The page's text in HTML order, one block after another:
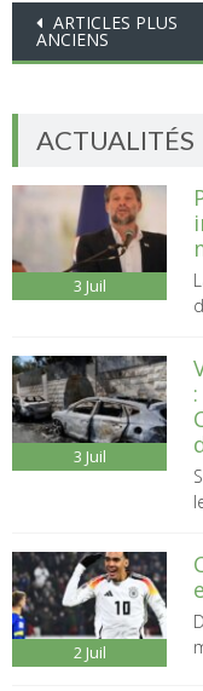
Navigation
des
articles
ARTICLES PLUS
ANCIENS
ACTUALITÉS
3 Juil
3 Juil
2 Juil